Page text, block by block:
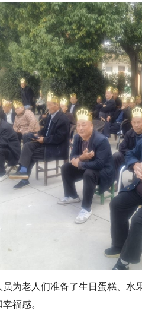
为老人们准备了生日蛋糕、水
福感。